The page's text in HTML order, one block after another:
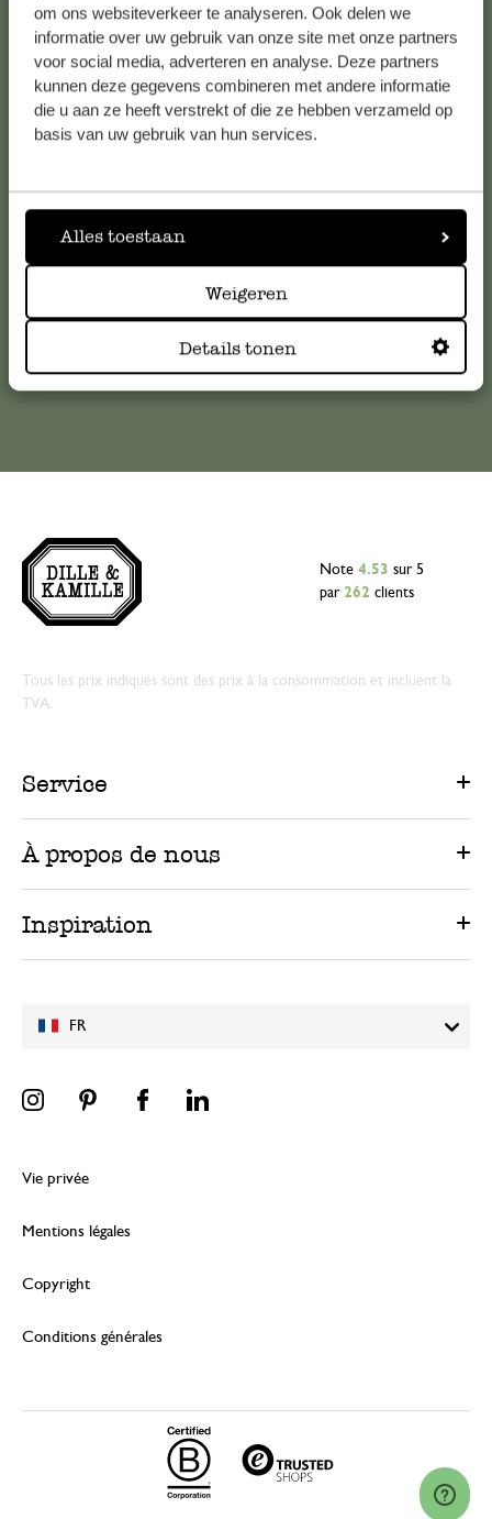
om ons websiteverkeer te analyseren. Ook delen we
informatie over uw gebruik van onze site met onze partners
voor social media, adverteren en analyse. Deze partners
kunnen deze gegevens combineren met andere informatie
die u aan ze heeft verstrekt of die ze hebben verzameld op
basis van uw gebruik van hun services.
Alles toestaan
Weigeren
Details tonen
Voir les 62 magasins
Service clientèle
veuillez contacter notre service clientèle. Ou retrouvez ici
serviceclientele@dille-kamille.com
FR
Note 4.53 sur 5
par 262 clients
Tous les prix indiqués sont des prix à la consommation et incluent la
TVA.
Service
À propos de nous
Inspiration
Vie privée
Mentions légales
Copyright
Conditions générales